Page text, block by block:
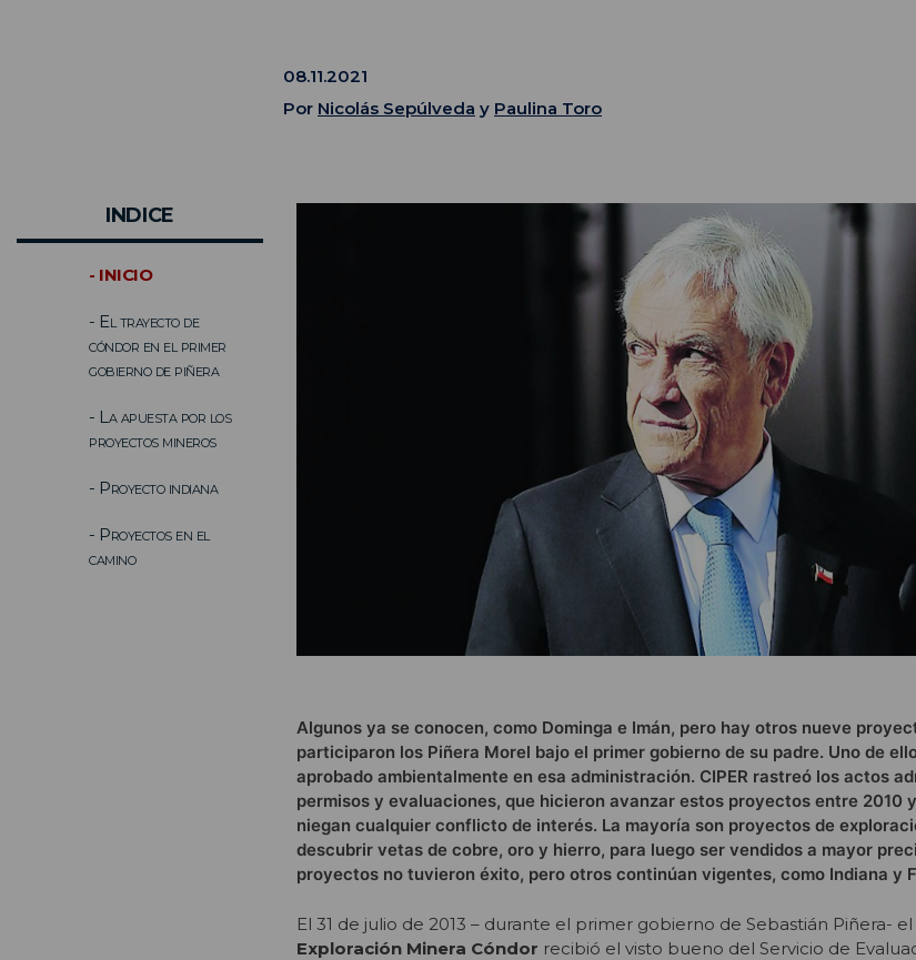
08.11.2021
Por Nicolás Sepúlveda y Paulina Toro
INDICE
- INICIO
- El trayecto de
cóndor en el primer
gobierno de piñera
- La apuesta por los
proyectos mineros
- Proyecto indiana
- Proyectos en el
camino
Algunos ya se conocen, como Dominga e Imán, pero hay otros nueve
participaron los Piñera Morel bajo el primer gobierno de su padre. Uno de
aprobado ambientalmente en esa administración. CIPER rastreó los actos
permisos y evaluaciones, que hicieron avanzar estos proyectos entre 2010
niegan cualquier conflicto de interés. La mayoría son proyectos de
descubrir vetas de cobre, oro y hierro, para luego ser vendidos a mayor
proyectos no tuvieron éxito, pero otros continúan vigentes, como Indiana y
El 31 de julio de 2013 – durante el primer gobierno de Sebastián Piñera- el
Exploración Minera Cóndor recibió el visto bueno del Servicio de